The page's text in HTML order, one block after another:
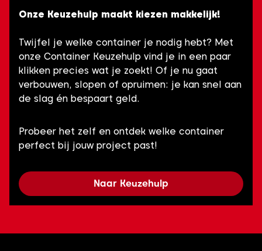
Onze Keuzehulp maakt kiezen makkelijk!
Twijfel je welke container je nodig hebt? Met
onze Container Keuzehulp vind je in een paar
klikken precies wat je zoekt! Of je nu gaat
verbouwen, slopen of opruimen: je kan snel aan
de slag én bespaart geld.
Probeer het zelf en ontdek welke container
perfect bij jouw project past!
Naar Keuzehulp